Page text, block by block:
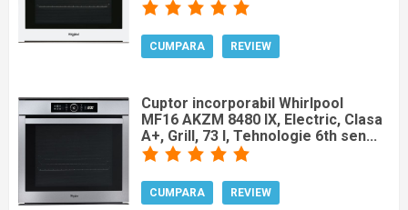
CUMPARA REVIEW
Cuptor incorporabil Whirlpool
MF16 AKZM 8480 IX, Electric, Clasa
A+, Grill, 73 l, Tehnologie 6th sen...
CUMPARA REVIEW